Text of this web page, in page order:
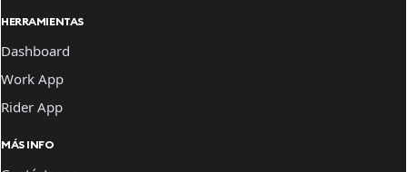
HERRAMIENTAS
Dashboard
Work App
Rider App
MÁS INFO